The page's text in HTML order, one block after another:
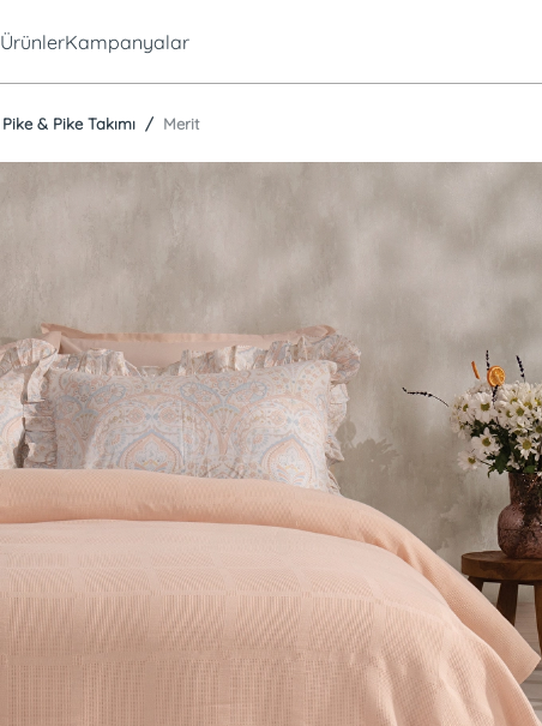
ÜrünlerKampanyalar
Pike & Pike Takımı Merit